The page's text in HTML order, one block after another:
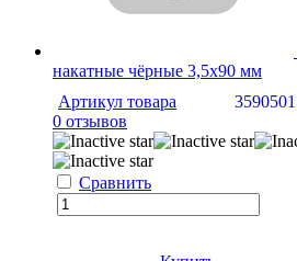
накатные чёрные 3,5х90 мм
Артикул товара
3590501
0 отзывов
Сравнить